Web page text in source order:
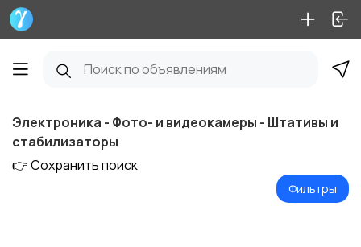
Электроника - Фото- и видеокамеры - Штативы и
стабилизаторы
👉 Сохранить поиск
Фильтры